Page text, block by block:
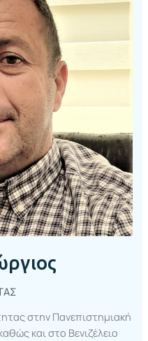
στην Πανεπιστημιακή
και στο Βενιζέλειο